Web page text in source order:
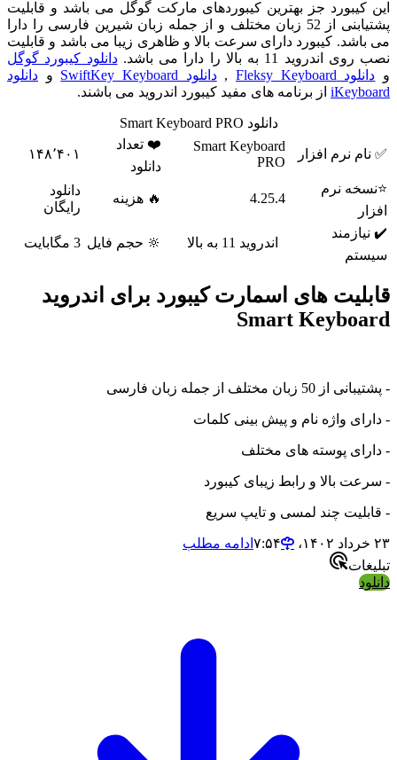
این کیبورد جز بهترین کیبوردهای مارکت گوگل می باشد و قابلیت
پشتیابنی از 52 زبان مختلف و از جمله زبان شیرین فارسی را دارا
می باشد. کیبورد دارای سرعت بالا و ظاهری زیبا می باشد و قابلیت
نصب روی اندروید 11 به بالا را دارا می باشد.
دانلود کیبورد گوگل
و دانلود Fleksy Keyboard ,دانلود SwiftKey Keyboard و دانلود
iKeyboard از برنامه های مفید کیبورد اندروید می باشند.
دانلود Smart Keyboard PRO
✅ نام نرم افزار
Smart Keyboard
PRO
❤️ تعداد
دانلود
۱۴۸٬۴۰۱
⭐نسخه نرم
افزار
4.25.4 🔥 هزینه
دانلود
رایگان
✔️ نیازمند
سیستم
اندروید 11 به بالا 🔆 حجم فایل 3 مگابایت
قابلیت های اسمارت کیبورد برای اندروید
Smart Keyboard
- پشتیبانی از 50 زبان مختلف از جمله زبان فارسی
- دارای واژه نام و پیش بینی کلمات
- دارای پوسته های مختلف
- سرعت بالا و رابط زیبای کیبورد
- قابلیت چند لمسی و تایپ سریع
۲۳ خرداد ۱۴۰۲،‏ ۷:۵۴
ادامه مطلب
تبلیغات
دانلود